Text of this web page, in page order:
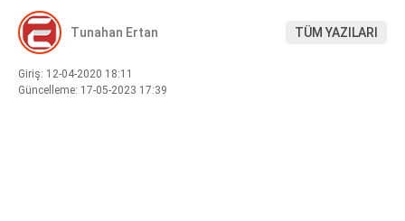
SPOR
MAGAZIN
Tunahan Ertan TÜM YAZILARI
Giriş: 12-04-2020 18:11
Güncelleme: 17-05-2023 17:39